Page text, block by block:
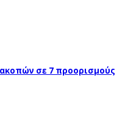
σε 7 προορισμούς